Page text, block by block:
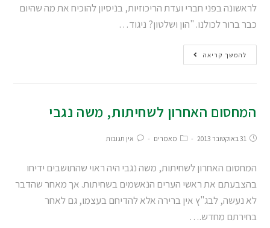
לראשונה בפני חברי ועדת הריכוזיות, בניסיון להוכיח את מה שהיום
כבר ברור לכולנו. "הון ושלטון? ניגוד…
להמשך קריאה
המחסום האחרון לשחיתות, משה נגבי
31 באוקטובר 2013 מאמרים אין תגובות
המחסום האחרון לשחיתות, משה נגבי היה ראוי שהתושבים ידיחו
בהצבעתם את ראשי הערים הנאשמים בשחיתות. אך מאחר שהדבר
לא נעשה, לבג"ץ אין ברירה אלא להדיחם בעצמו, גם לאחר
בחירתם מחדש.…